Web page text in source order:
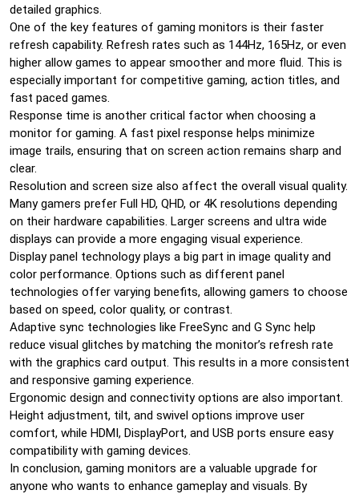
detailed graphics.
One of the key features of gaming monitors is their faster
refresh capability. Refresh rates such as 144Hz, 165Hz, or even
higher allow games to appear smoother and more fluid. This is
especially important for competitive gaming, action titles, and
fast paced games.
Response time is another critical factor when choosing a
monitor for gaming. A fast pixel response helps minimize
image trails, ensuring that on screen action remains sharp and
clear.
Resolution and screen size also affect the overall visual quality.
Many gamers prefer Full HD, QHD, or 4K resolutions depending
on their hardware capabilities. Larger screens and ultra wide
displays can provide a more engaging visual experience.
Display panel technology plays a big part in image quality and
color performance. Options such as different panel
technologies offer varying benefits, allowing gamers to choose
based on speed, color quality, or contrast.
Adaptive sync technologies like FreeSync and G Sync help
reduce visual glitches by matching the monitor’s refresh rate
with the graphics card output. This results in a more consistent
and responsive gaming experience.
Ergonomic design and connectivity options are also important.
Height adjustment, tilt, and swivel options improve user
comfort, while HDMI, DisplayPort, and USB ports ensure easy
compatibility with gaming devices.
In conclusion, gaming monitors are a valuable upgrade for
anyone who wants to enhance gameplay and visuals. By